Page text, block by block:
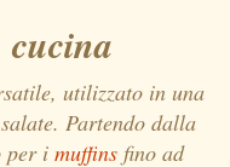
cucina
utilizzato in una
Partendo dalla
per i muffins fino ad